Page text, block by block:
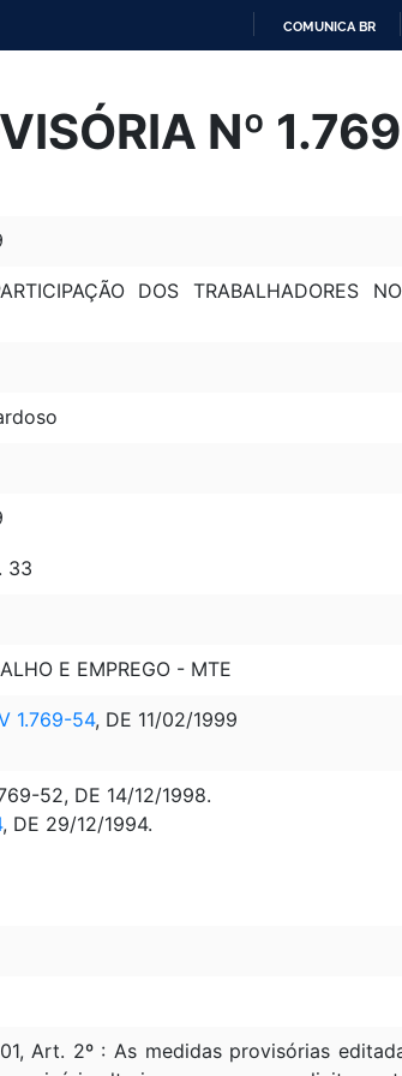
O
COMUNICA BR
Nº
DOS TRABALHADORES
33
E EMPREGO - MTE
1.769-54, DE 11/02/1999
52, DE 14/12/1998.
, DE 29/12/1994.
Art. 2º : As medidas provisórias